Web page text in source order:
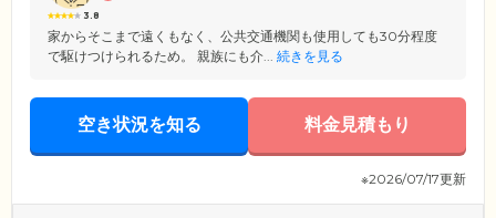
3.8
家からそこまで遠くもなく、公共交通機関も使用しても30分程度
で駆けつけられるため。 親族にも介... 続きを見る
空き状況を知る 料金見積もり
※2026/07/17更新